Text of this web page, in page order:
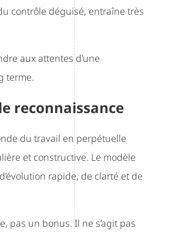
contrôle déguisé, entraîne très
aux attentes d’une
terme.
reconnaissance
du travail en perpétuelle
et constructive. Le modèle
rapide, de clarté et de
pas un bonus. Il ne s’agit pas